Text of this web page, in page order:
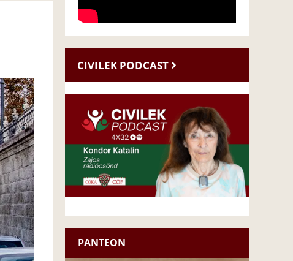
CIVILEK PODCAST
PANTEON